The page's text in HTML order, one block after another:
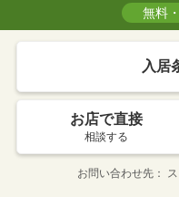
無料
入居
お店で直接
相談する
お問い合わせ先